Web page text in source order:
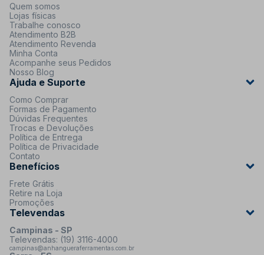
Quem somos
Lojas físicas
Trabalhe conosco
Atendimento B2B
Atendimento Revenda
Minha Conta
Acompanhe seus Pedidos
Nosso Blog
Ajuda e Suporte
Como Comprar
Formas de Pagamento
Dúvidas Frequentes
Trocas e Devoluções
Política de Entrega
Política de Privacidade
Contato
Benefícios
Frete Grátis
Retire na Loja
Promoções
Televendas
Campinas - SP
Televendas: (19) 3116-4000
campinas@anhangueraferramentas.com.br